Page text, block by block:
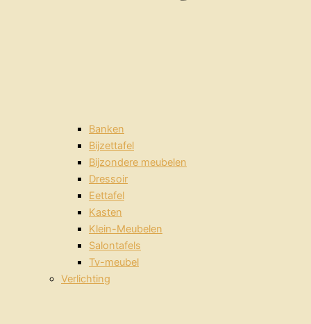
Banken
Bijzettafel
Bijzondere meubelen
Dressoir
Eettafel
Kasten
Klein-Meubelen
Salontafels
Tv-meubel
Verlichting